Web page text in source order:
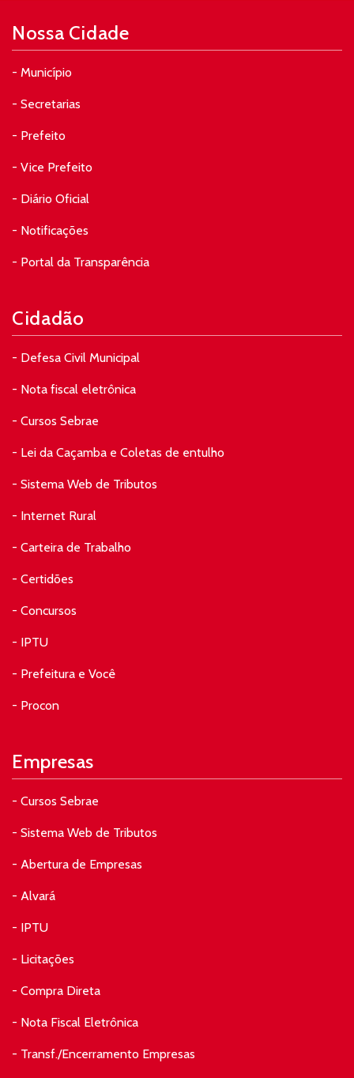
Nossa Cidade
- Município
- Secretarias
- Prefeito
- Vice Prefeito
- Diário Oficial
- Notificações
- Portal da Transparência
Cidadão
- Defesa Civil Municipal
- Nota fiscal eletrônica
- Cursos Sebrae
- Lei da Caçamba e Coletas de entulho
- Sistema Web de Tributos
- Internet Rural
- Carteira de Trabalho
- Certidões
- Concursos
- IPTU
- Prefeitura e Você
- Procon
Empresas
- Cursos Sebrae
- Sistema Web de Tributos
- Abertura de Empresas
- Alvará
- IPTU
- Licitações
- Compra Direta
- Nota Fiscal Eletrônica
- Transf./Encerramento Empresas